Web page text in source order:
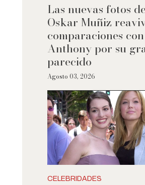
Las nuevas fotos
Oskar Muñiz
comparaciones
Anthony por su
parecido
Agosto 03, 2026
CELEBRIDADES